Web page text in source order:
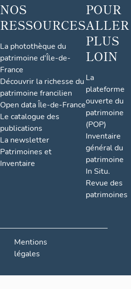
NOS
RESSOURCES
La photothèque du
patrimoine d'Île-de-
France
Découvrir la richesse du
patrimoine francilien
Open data Île-de-France
Le catalogue des
publications
La newsletter
Patrimoines et
Inventaire
POUR
ALLER
PLUS
LOIN
La
plateforme
ouverte du
patrimoine
(POP)
Inventaire
général du
patrimoine
In Situ.
Revue des
patrimoines
Mentions
légales